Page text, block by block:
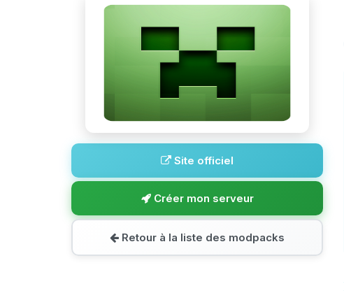
Site officiel
Créer mon serveur
Retour à la liste des modpacks